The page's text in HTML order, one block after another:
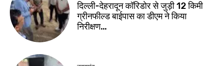
दिल्ली-देहरादून कॉरिडोर से जुड़ी 12 किमी
ग्रीनफील्ड बाईपास का डीएम ने किया
निरीक्षण…